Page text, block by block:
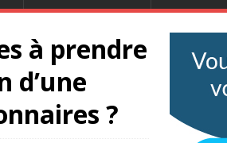
à prendre
d’une
?